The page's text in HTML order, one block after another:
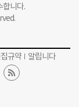
합니다.
규약 알립니다